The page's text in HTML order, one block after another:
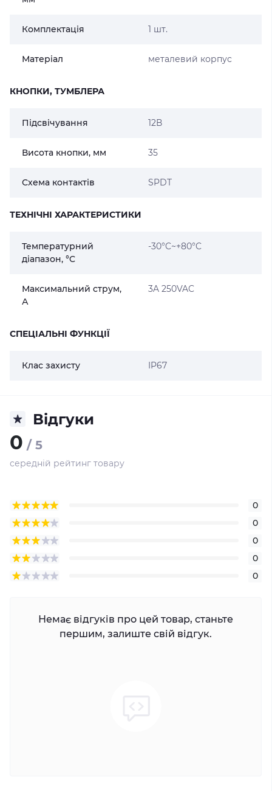
Комплектація 1 шт.
Матеріал металевий корпус
КНОПКИ, ТУМБЛЕРА
Підсвічування 12В
Висота кнопки, мм 35
Схема контактів SPDT
ТЕХНІЧНІ ХАРАКТЕРИСТИКИ
Температурний
діапазон, °C
-30°C~+80°C
Максимальний струм,
А
3A 250VAC
СПЕЦІАЛЬНІ ФУНКЦІЇ
Клас захисту IP67
Відгуки
0 / 5
середній рейтинг товару
0
0
0
0
0
Немає відгуків про цей товар, станьте
першим, залиште свій відгук.